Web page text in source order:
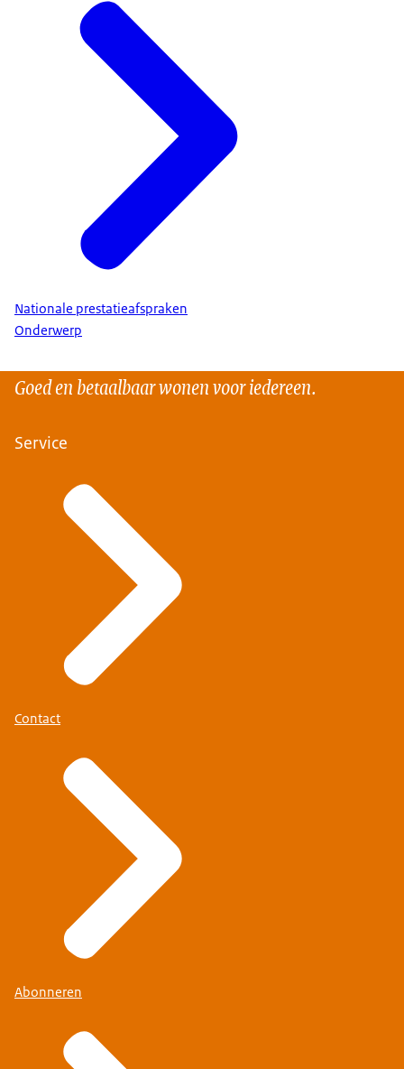
Nationale prestatieafspraken
Onderwerp
Goed en betaalbaar wonen voor iedereen.
Service
Contact
Abonneren